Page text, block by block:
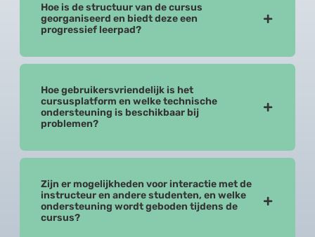
Hoe is de structuur van de cursus
georganiseerd en biedt deze een
progressief leerpad?
Hoe gebruikersvriendelijk is het
cursusplatform en welke technische
ondersteuning is beschikbaar bij
problemen?
Zijn er mogelijkheden voor interactie met de
instructeur en andere studenten, en welke
ondersteuning wordt geboden tijdens de
cursus?